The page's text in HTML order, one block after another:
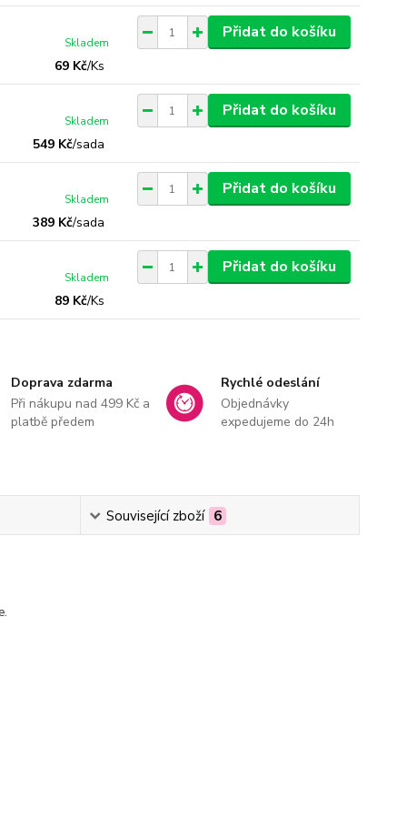
69 Kč/Ks
Skladem
Přidat do košíku
549 Kč/sada
Skladem
Přidat do košíku
389 Kč/sada
Skladem
Přidat do košíku
89 Kč/Ks
Skladem
Přidat do košíku
Doprava zdarma
Při nákupu nad 499 Kč a
platbě předem
Rychlé odeslání
Objednávky
expedujeme do 24h
Související zboží 6